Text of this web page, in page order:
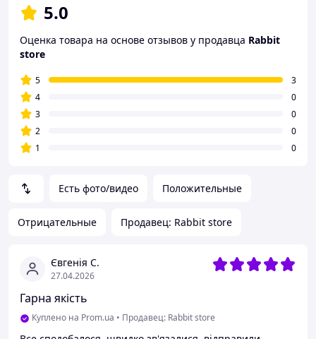
Есть фото/видео Положительные
Отрицательные Продавец: Rabbit store
Євгенія С.
27.04.2026
Гарна якість
Куплено на Prom.ua • Продавец: Rabbit store
5.0
Оценка товара на основе отзывов у продавца Rabbit
store
5
3
4
0
3
0
2
0
1
0